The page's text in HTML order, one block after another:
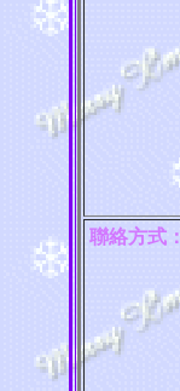
聯絡方式：